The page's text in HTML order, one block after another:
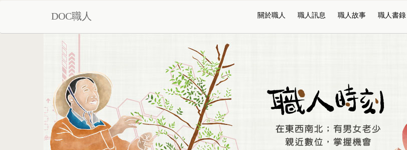
DOC職人 關於職人 職人訊息 職人故事 職人書錄